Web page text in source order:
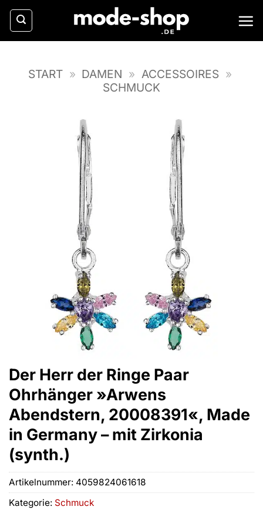
Zum
Inhalt
springen
START » DAMEN » ACCESSOIRES »
SCHMUCK
Der Herr der Ringe Paar
Ohrhänger »Arwens
Abendstern, 20008391«, Made
in Germany – mit Zirkonia
(synth.)
Artikelnummer: 4059824061618
Kategorie: Schmuck